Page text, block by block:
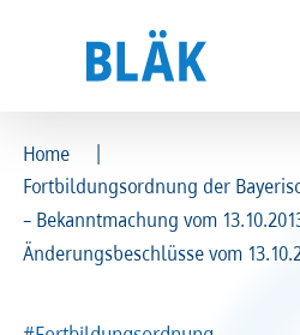
Ärztinnen und Ärzte
MFA & Fachpersonal
Patientinnen und Patienten
Ärztinnen und Ärzte
MFA & Fachpersonal
Patientinnen und Patienten
Home
|
Fortbildungsordnung der
– Bekanntmachung vom
Änderungsbeschlüsse vom